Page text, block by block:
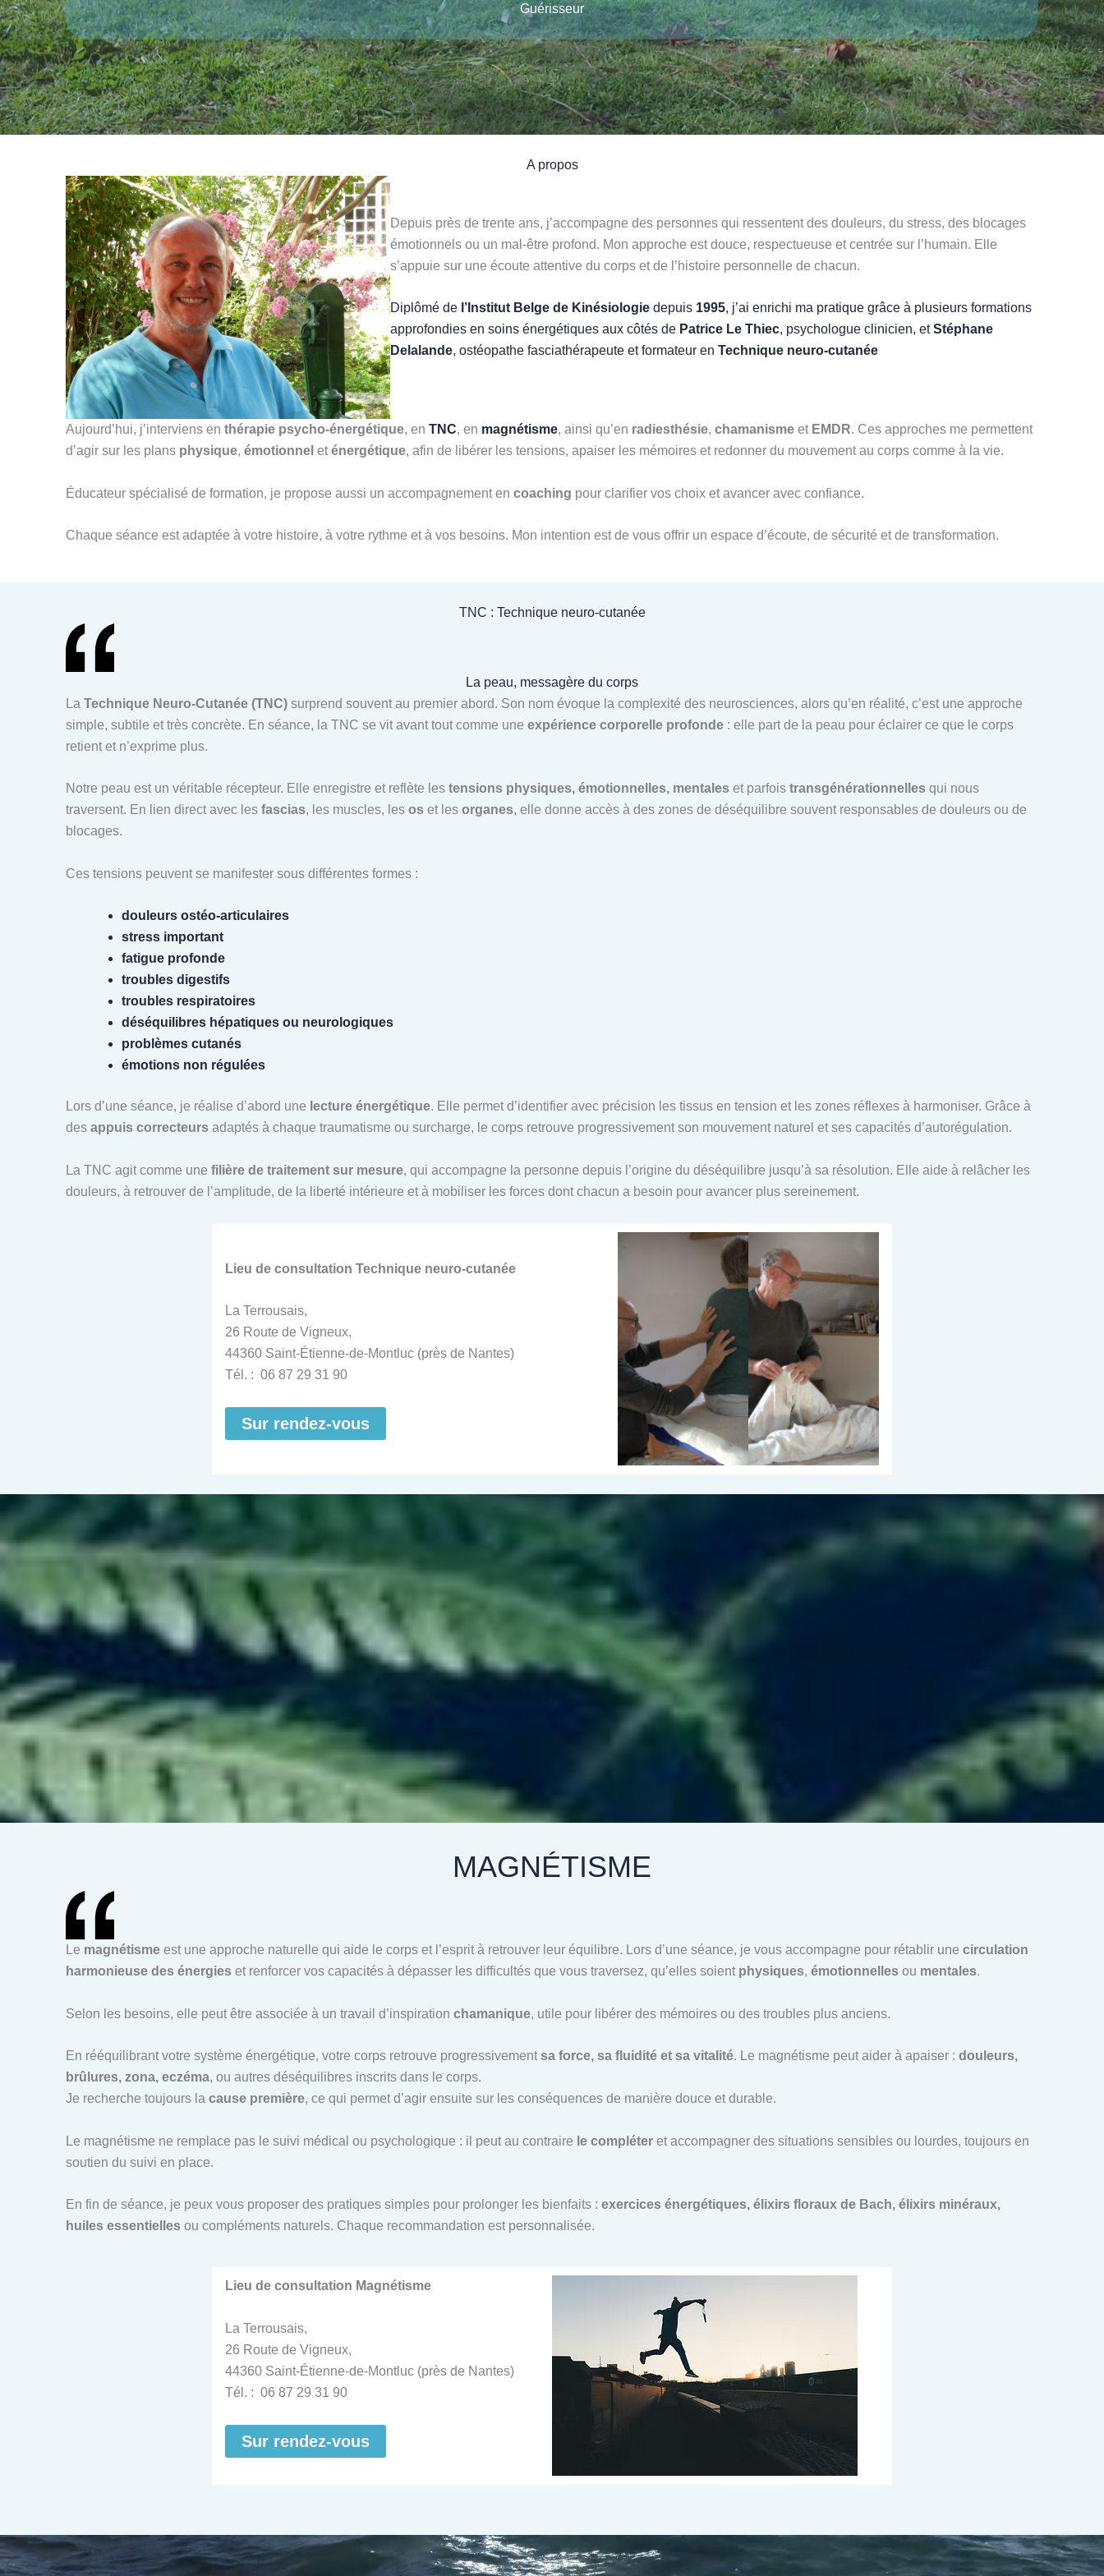
Guérisseur
A propos
Depuis près de trente ans, j’accompagne des personnes qui ressentent des douleurs, du stress, des blocages
émotionnels ou un mal-être profond. Mon approche est douce, respectueuse et centrée sur l’humain. Elle
s’appuie sur une écoute attentive du corps et de l’histoire personnelle de chacun.
Diplômé de l’Institut Belge de Kinésiologiedepuis 1995, j’ai enrichi ma pratique grâce à plusieurs formations
approfondies en soins énergétiques aux côtés de Patrice Le Thiec, psychologue clinicien, etStéphane
Delalande, ostéopathe fasciathérapeute et formateur en Technique neuro-cutanée
Aujourd’hui, j’interviens en thérapie psycho-énergétique, en TNC, en magnétisme, ainsi qu’en radiesthésie, chamanisme et EMDR. Ces approches me permettent
d’agir sur les plans physique, émotionnel eténergétique, afin de libérer les tensions, apaiser les mémoires et redonner du mouvement au corps comme à la vie.
Éducateur spécialisé de formation, je propose aussi un accompagnement en coaching pour clarifier vos choix et avancer avec confiance.
Chaque séance est adaptée à votre histoire, à votre rythme et à vos besoins. Mon intention est de vous offrir un espace d’écoute, de sécurité et de transformation.
TNC : Technique neuro-cutanée
La peau, messagère du corps
La Technique Neuro-Cutanée (TNC) surprend souvent au premier abord. Son nom évoque la complexité des neurosciences, alors qu’en réalité, c’est une approche
simple, subtile et très concrète. En séance, la TNC se vit avant tout comme une expérience corporelle profonde : elle part de la peau pour éclairer ce que le corps
retient et n’exprime plus.
Notre peau est un véritable récepteur. Elle enregistre et reflète les tensions physiques, émotionnelles, mentales et parfois transgénérationnelles qui nous
traversent. En lien direct avec les fascias, les muscles, les os et les organes, elle donne accès à des zones de déséquilibre souvent responsables de douleurs ou de
blocages.
Ces tensions peuvent se manifester sous différentes formes :
douleurs ostéo-articulaires
stress important
fatigue profonde
troubles digestifs
troubles respiratoires
déséquilibres hépatiques ou neurologiques
problèmes cutanés
émotions non régulées
Lors d’une séance, je réalise d’abord une lecture énergétique. Elle permet d’identifier avec précision les tissus en tension et les zones réflexes à harmoniser. Grâce à
des appuis correcteurs adaptés à chaque traumatisme ou surcharge, le corps retrouve progressivement son mouvement naturel et ses capacités d’autorégulation.
La TNC agit comme une filière de traitement sur mesure, qui accompagne la personne depuis l’origine du déséquilibre jusqu’à sa résolution. Elle aide à relâcher les
douleurs, à retrouver de l’amplitude, de la liberté intérieure et à mobiliser les forces dont chacun a besoin pour avancer plus sereinement.
Lieu de consultation Technique neuro-cutanée
La Terrousais,
26 Route de Vigneux,
44360 Saint-Étienne-de-Montluc (près de Nantes)
Tél. : 06 87 29 31 90
Sur rendez-vous
MAGNÉTISME
Le magnétisme est une approche naturelle qui aide le corps et l’esprit à retrouver leur équilibre. Lors d’une séance, je vous accompagne pour rétablir une circulation
harmonieuse des énergies et renforcer vos capacités à dépasser les difficultés que vous traversez, qu’elles soient physiques, émotionnelles ou mentales.
Selon les besoins, elle peut être associée à un travail d’inspiration chamanique, utile pour libérer des mémoires ou des troubles plus anciens.
En rééquilibrant votre système énergétique, votre corps retrouve progressivement sa force, sa fluidité et sa vitalité. Le magnétisme peut aider à apaiser : douleurs,
brûlures, zona, eczéma, ou autres déséquilibres inscrits dans le corps.
Je recherche toujours la cause première, ce qui permet d’agir ensuite sur les conséquences de manière douce et durable.
Le magnétisme ne remplace pas le suivi médical ou psychologique : il peut au contraire le compléter et accompagner des situations sensibles ou lourdes, toujours en
soutien du suivi en place.
En fin de séance, je peux vous proposer des pratiques simples pour prolonger les bienfaits : exercices énergétiques, élixirs floraux de Bach, élixirs minéraux,
huiles essentielles ou compléments naturels. Chaque recommandation est personnalisée.
Lieu de consultation Magnétisme
La Terrousais,
26 Route de Vigneux,
44360 Saint-Étienne-de-Montluc (près de Nantes)
Tél. : 06 87 29 31 90
Sur rendez-vous